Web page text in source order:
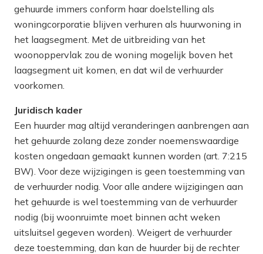
gehuurde immers conform haar doelstelling als
woningcorporatie blijven verhuren als huurwoning in
het laagsegment. Met de uitbreiding van het
woonoppervlak zou de woning mogelijk boven het
laagsegment uit komen, en dat wil de verhuurder
voorkomen.
Juridisch kader
Een huurder mag altijd veranderingen aanbrengen aan
het gehuurde zolang deze zonder noemenswaardige
kosten ongedaan gemaakt kunnen worden (art. 7:215
BW). Voor deze wijzigingen is geen toestemming van
de verhuurder nodig. Voor alle andere wijzigingen aan
het gehuurde is wel toestemming van de verhuurder
nodig (bij woonruimte moet binnen acht weken
uitsluitsel gegeven worden). Weigert de verhuurder
deze toestemming, dan kan de huurder bij de rechter